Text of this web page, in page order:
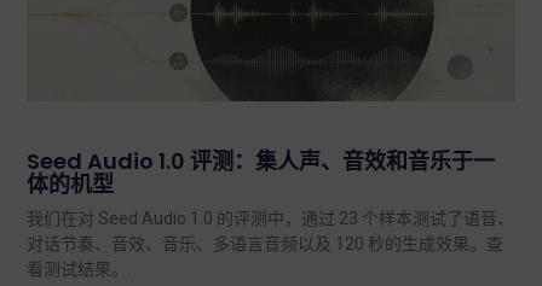
Seed Audio 1.0 评测：集人声、音效和音乐于一
体的机型
我们在对 Seed Audio 1.0 的评测中，通过 23 个样本测试了语音、
对话节奏、音效、音乐、多语言音频以及 120 秒的生成效果。查
看测试结果。.